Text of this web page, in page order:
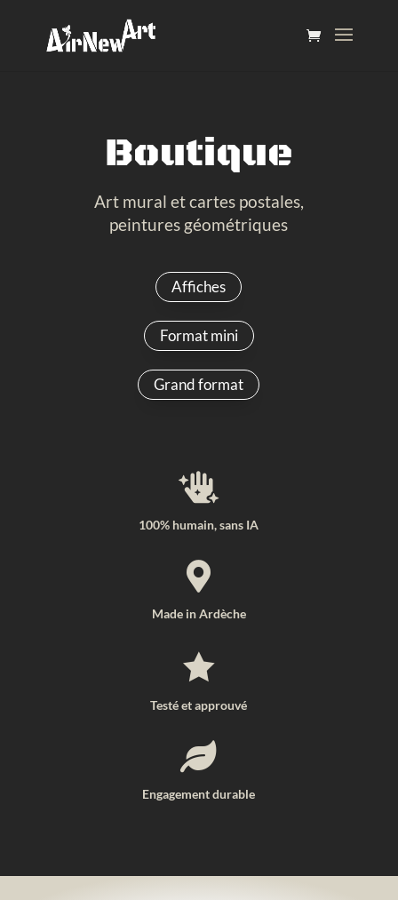
Boutique
Art mural et cartes postales,
peintures géométriques
Affiches
Format mini
Grand format

100% humain, sans IA

Made in Ardèche

Testé et approuvé

Engagement durable